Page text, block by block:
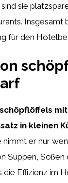
sie
für den
in kleinen
er nur
Suppen,
die Effizienz im